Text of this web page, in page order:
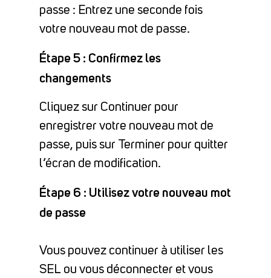
passe : Entrez une seconde fois
votre nouveau mot de passe.
Étape 5 : Confirmez les
changements
Cliquez sur Continuer pour
enregistrer votre nouveau mot de
passe, puis sur Terminer pour quitter
l’écran de modification.
Étape 6 : Utilisez votre nouveau mot
de passe
Vous pouvez continuer à utiliser les
SEL ou vous déconnecter et vous